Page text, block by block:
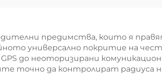
предимства, които я
универсално покритие на
до неоторизирани
точно да контролират радиуса